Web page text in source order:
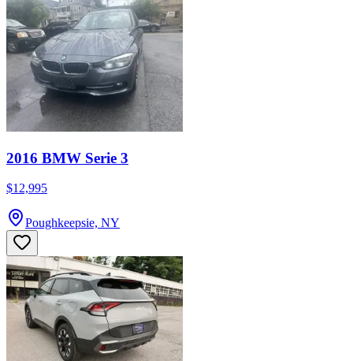
2016 BMW Serie 3
$12,995
Poughkeepsie, NY